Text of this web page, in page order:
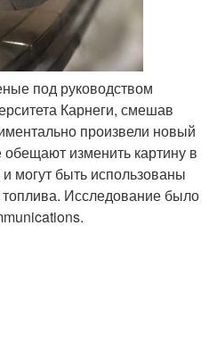
под руководством
Карнеги, смешав
произвели новый
изменить картину в
могут быть использованы
Исследование было